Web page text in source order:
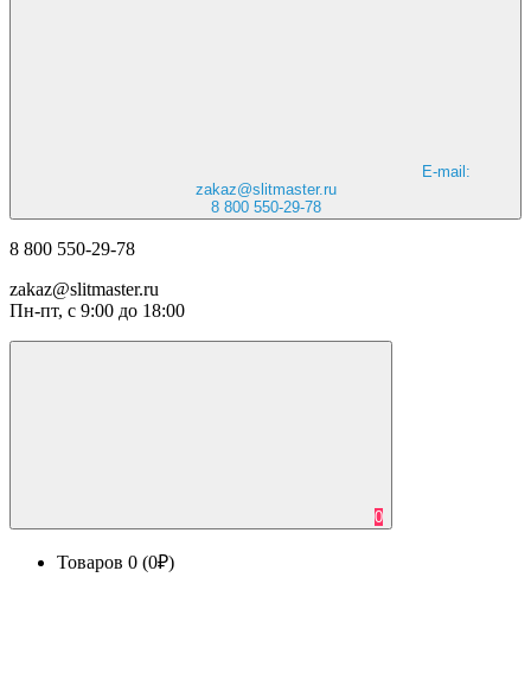
E-mail:
zakaz@slitmaster.ru
8 800 550-29-78
8 800 550-29-78
zakaz@slitmaster.ru
Пн-пт, с 9:00 до 18:00
0
Товаров 0 (0₽)